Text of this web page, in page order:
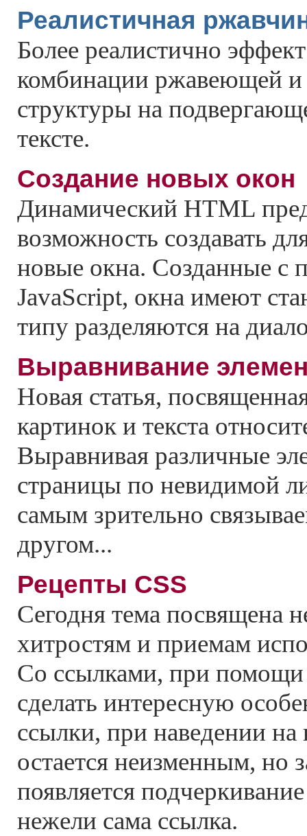
Реалистичная
Более реалистично
комбинации ржавеющей и
структуры на
тексте.
Создание новых окон
Динамический HTML
возможность создавать
новые окна. Созданные с
JavaScript, окна имеют
типу разделяются на
Выравнивание
Новая статья,
картинок и текста
Выравнивая различные
страницы по невидимой
самым зрительно
другом...
Рецепты CSS
Сегодня тема посвящена
хитростям и приемам
Со ссылками, при
сделать интересную
ссылки, при наведении
остается неизменным, но
появляется
нежели сама ссылка.